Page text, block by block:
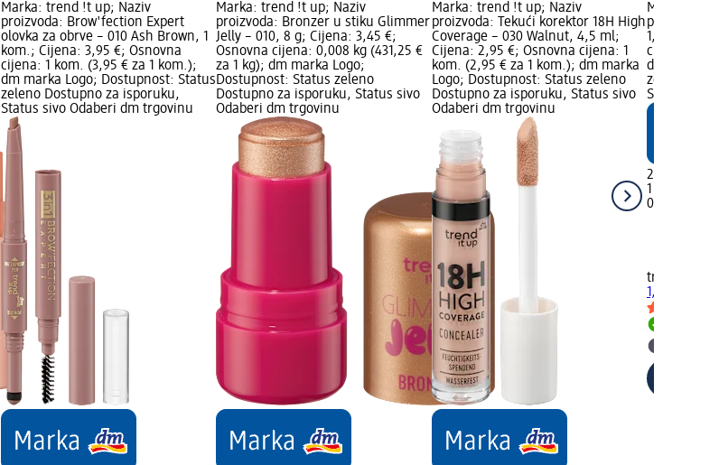
Marka: trend !t up; Naziv
proizvoda: Brow'fection Expert
olovka za obrve – 010 Ash Brown, 1
kom.; Cijena: 3,95 €; Osnovna
cijena: 1 kom. (3,95 € za 1 kom.);
dm marka Logo; Dostupnost: Status
zeleno Dostupno za isporuku,
Status sivo Odaberi dm trgovinu
Marka: trend !t up; Naziv
proizvoda: Bronzer u stiku Glimmer
Jelly – 010, 8 g; Cijena: 3,45 €;
Osnovna cijena: 0,008 kg (431,25 €
za 1 kg); dm marka Logo;
Dostupnost: Status zeleno
Dostupno za isporuku, Status sivo
Odaberi dm trgovinu
Marka: trend !t up; Naziv
proizvoda: Tekući korektor 18H High
Coverage – 030 Walnut, 4,5 ml;
Cijena: 2,95 €; Osnovna cijena: 1
kom. (2,95 € za 1 kom.); dm marka
Logo; Dostupnost: Status zeleno
Dostupno za isporuku, Status sivo
Odaberi dm trgovinu
Marka:
proizvoda:
1,34 g;
cijena: 1
dm marka
zeleno
Status sivo
2,25 €
1 kom.
trend !t up
1,34 g